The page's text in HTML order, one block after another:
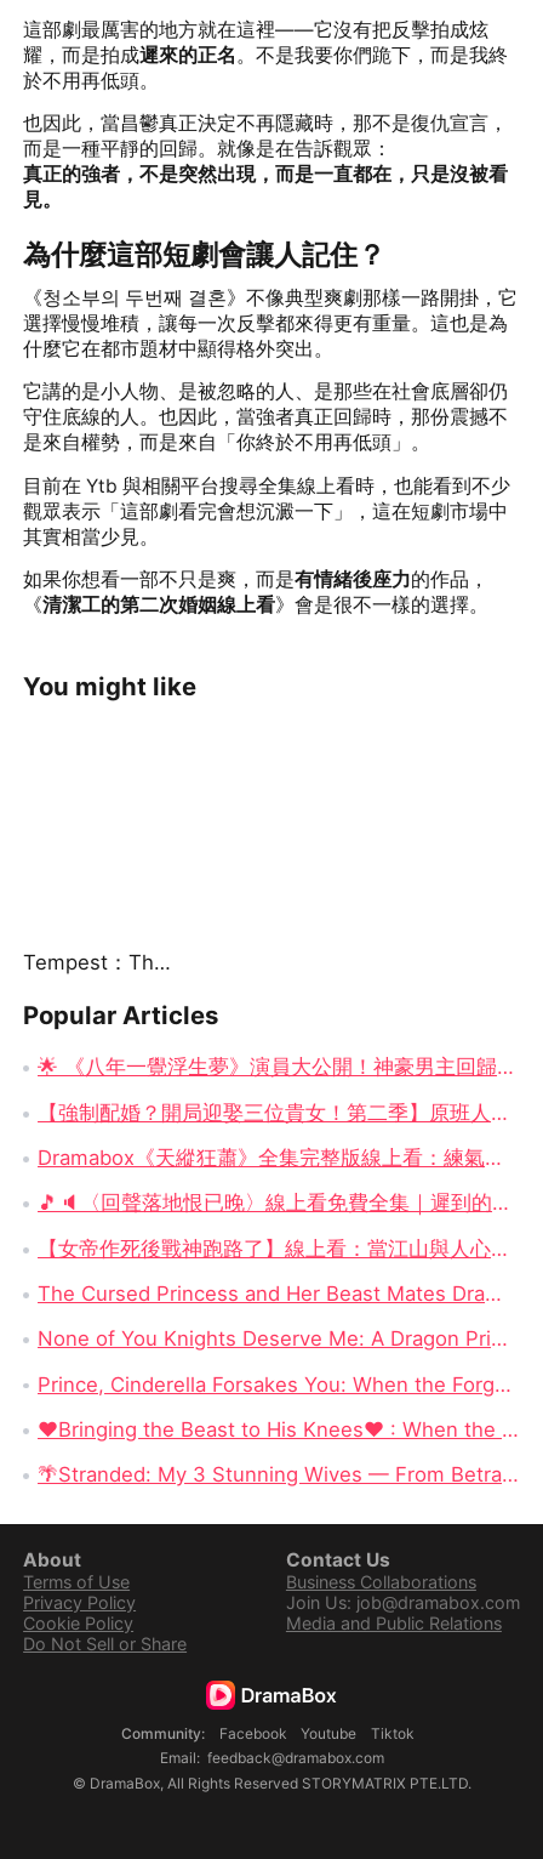
這部劇最厲害的地方就在這裡——它沒有把反擊拍成炫
耀，而是拍成遲來的正名。不是我要你們跪下，而是我終
於不用再低頭。
也因此，當昌鬱真正決定不再隱藏時，那不是復仇宣言，
而是一種平靜的回歸。就像是在告訴觀眾：
真正的強者，不是突然出現，而是一直都在，只是沒被看
見。
為什麼這部短劇會讓人記住？
《청소부의 두번째 결혼》不像典型爽劇那樣一路開掛，它
選擇慢慢堆積，讓每一次反擊都來得更有重量。這也是為
什麼它在都市題材中顯得格外突出。
它講的是小人物、是被忽略的人、是那些在社會底層卻仍
守住底線的人。也因此，當強者真正回歸時，那份震撼不
是來自權勢，而是來自「你終於不用再低頭」。
目前在 Ytb 與相關平台搜尋全集線上看時，也能看到不少
觀眾表示「這部劇看完會想沉澱一下」，這在短劇市場中
其實相當少見。
如果你想看一部不只是爽，而是有情緒後座力的作品，
《清潔工的第二次婚姻線上看》會是很不一樣的選擇。
You might like
Tempest：The Last Mecha
Popular Articles
🌟 《八年一覺浮生夢》演員大公開！神豪男主回歸 × 女總裁崛起，你追了嗎？
【強制配婚？開局迎娶三位貴女！第二季】原班人馬震撼回歸！——穿越古代，三女齊聚的逍遙亂世大冒險
Dramabox《天縱狂蕭》全集完整版線上看：練氣一百萬重天，究竟是廢柴還是天才？
🎵🔈〈回聲落地恨已晚〉線上看免費全集｜遲到的回聲、贈你光明的人，永遠是最痛的牽掛
【女帝作死後戰神跑路了】線上看：當江山與人心一起輸掉，誰還會留下來？
The Cursed Princess and Her Beast Mates DramaBox: A Magical Reverse Harem Fantasy Full of Curses & Loyal Monster Lovers
None of You Knights Deserve Me: A Dragon Princess Stops Begging for Love and Chooses Her Crown
Prince, Cinderella Forsakes You: When the Forgotten Cinderella Chooses the Beast
❤Bringing the Beast to His Knees❤ : When the Most Dangerous Alpha Finally Surrenders to Love
🌴Stranded: My 3 Stunning Wives — From Betrayed Deckhand to King of a Deadly Island
About
Terms of Use
Privacy Policy
Cookie Policy
Do Not Sell or Share
Contact Us
Business Collaborations
Join Us: job@dramabox.com
Media and Public Relations
Community: Facebook Youtube
Tiktok
Email: feedback@dramabox.com
© DramaBox, All Rights Reserved STORYMATRIX PTE.LTD.